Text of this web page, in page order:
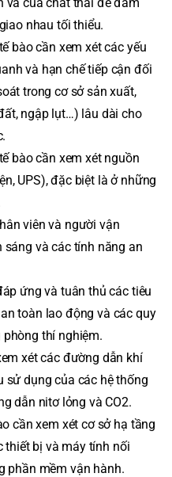
nhau tối thiểu.
bào cần xem xét các yếu
và hạn chế tiếp cận đối
trong cơ sở sản xuất,
ngập lụt…) lâu dài cho
bào cần xem xét nguồn
UPS), đặc biệt là ở những
viên và người vận
và các tính năng an
ứng và tuân thủ các tiêu
toàn lao động và các quy
thí nghiệm.
xét các đường dẫn khí
sử dụng của các hệ thống
dẫn nitơ lỏng và CO2.
cần xem xét cơ sở hạ tầng
thiết bị và máy tính nối
phần mềm vận hành.